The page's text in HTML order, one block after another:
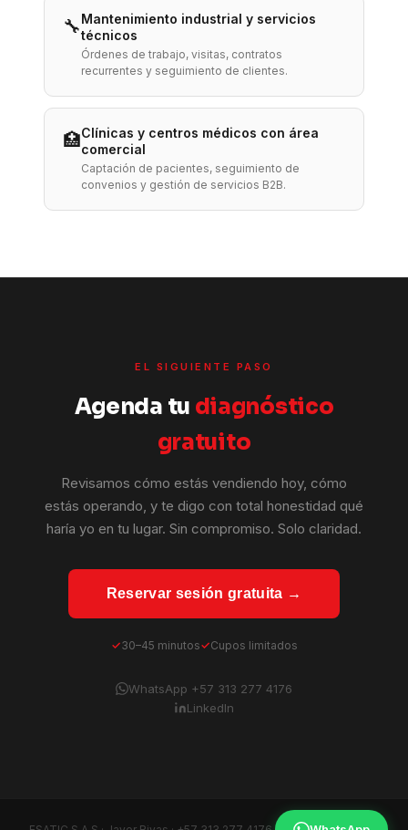
🔧Mantenimiento industrial y servicios
técnicos
Órdenes de trabajo, visitas, contratos
recurrentes y seguimiento de clientes.
🏥Clínicas y centros médicos con área
comercial
Captación de pacientes, seguimiento de
convenios y gestión de servicios B2B.
EL SIGUIENTE PASO
Agenda tu diagnóstico
gratuito
Revisamos cómo estás vendiendo hoy, cómo
estás operando, y te digo con total honestidad qué
haría yo en tu lugar. Sin compromiso. Solo claridad.
Reservar sesión gratuita →
30–45 minutos Cupos limitados
WhatsApp +57 313 277 4176
LinkedIn